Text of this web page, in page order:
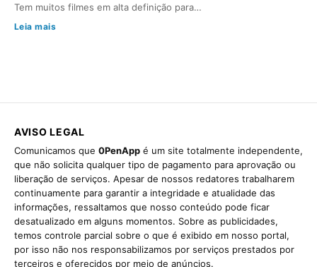
Tem muitos filmes em alta definição para…
Leia mais
AVISO LEGAL
Comunicamos que 0PenApp é um site totalmente independente,
que não solicita qualquer tipo de pagamento para aprovação ou
liberação de serviços. Apesar de nossos redatores trabalharem
continuamente para garantir a integridade e atualidade das
informações, ressaltamos que nosso conteúdo pode ficar
desatualizado em alguns momentos. Sobre as publicidades,
temos controle parcial sobre o que é exibido em nosso portal,
por isso não nos responsabilizamos por serviços prestados por
terceiros e oferecidos por meio de anúncios.